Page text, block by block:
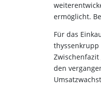
ermöglicht.
Für das
thyssenkrupp
den